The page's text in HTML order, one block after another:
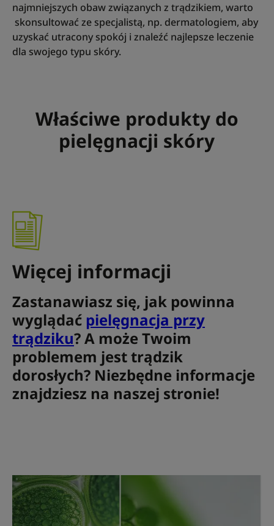
najmniejszych obaw związanych z trądzikiem, warto
skonsultować ze specjalistą, np. dermatologiem, aby
uzyskać utracony spokój i znaleźć najlepsze leczenie
dla swojego typu skóry.
Właściwe produkty do
pielęgnacji skóry
Więcej informacji
Zastanawiasz się, jak powinna
wyglądać pielęgnacja przy
trądziku? A może Twoim
problemem jest trądzik
dorosłych? Niezbędne informacje
znajdziesz na naszej stronie!